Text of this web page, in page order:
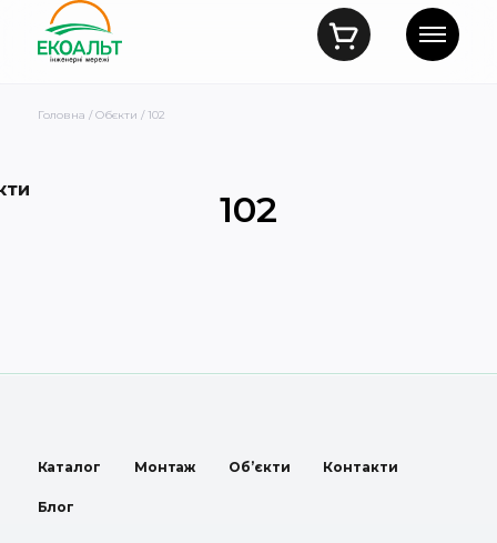
Головна /Обєкти / 102
102
Каталог Монтаж Об’єкти Контакти
Блог